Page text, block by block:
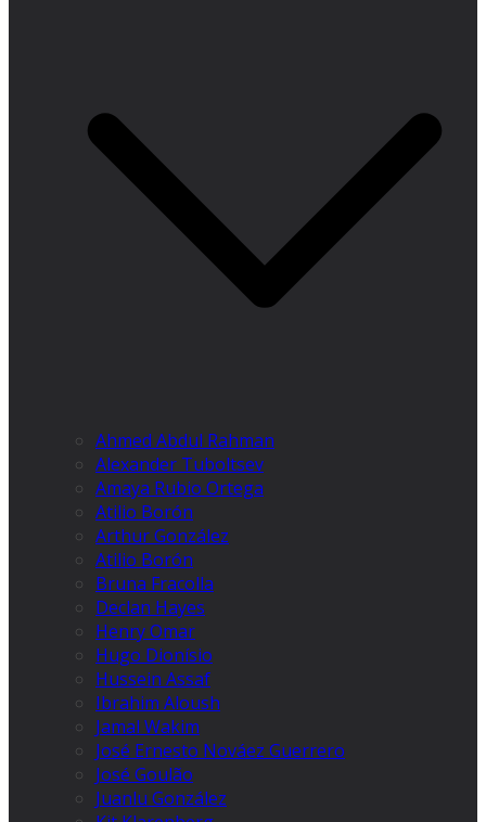
Ahmed Abdul Rahman
Alexander Tuboltsev
Amaya Rubio Ortega
Atilio Borón
Arthur González
Atilio Borón
Bruna Fracolla
Declan Hayes
Henry Omar
Hugo Dionísio
Hussein Assaf
Ibrahim Aloush
Jamal Wakim
José Ernesto Nováez Guerrero
José Goulão
Juanlu González